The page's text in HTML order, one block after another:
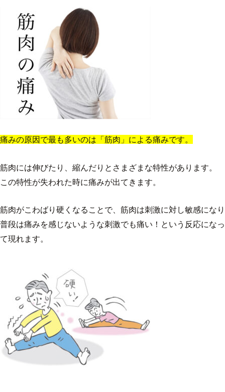
痛みの原因で最も多いのは「筋肉」による痛みです。
筋肉には伸びたり、縮んだりとさまざまな特性があります。
この特性が失われた時に痛みが出てきます。
筋肉がこわばり硬くなることで、筋肉は刺激に対し敏感になり
普段は痛みを感じないような刺激でも痛い！という反応になっ
て現れます。